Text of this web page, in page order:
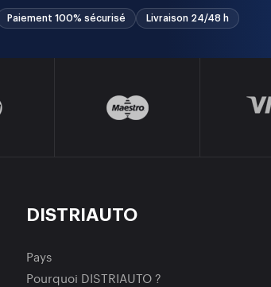
Paiement 100% sécurisé Livraison 24/48 h
DISTRIAUTO
Pays
Pourquoi DISTRIAUTO ?